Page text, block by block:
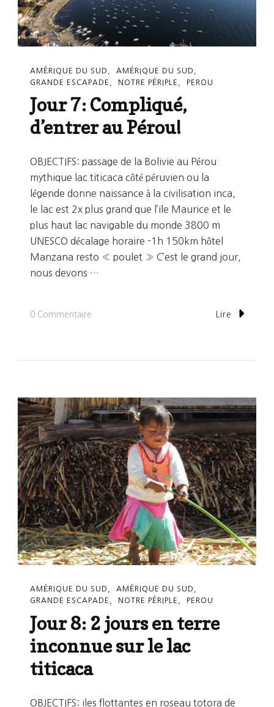
AMÉRIQUE DU SUD
AMÉRIQUE DU SUD
GRANDE ESCAPADE
NOTRE PÉRIPLE PEROU
Jour 7: Compliqué,
d’entrer au Pérou!
OBJECTIFS: passage de la Bolivie au Pérou
mythique lac titicaca côté péruvien ou la
légende donne naissance à la civilisation inca,
le lac est 2x plus grand que l’ile Maurice et le
plus haut lac navigable du monde 3800 m
UNESCO décalage horaire -1h 150km hôtel
Manzana resto « poulet » C’est le grand jour,
nous devons …
0 Commentaire
Au
Pérou!
Lire
AMÉRIQUE DU SUD
AMÉRIQUE DU SUD
GRANDE ESCAPADE
NOTRE PÉRIPLE PEROU
Jour 8: 2 jours en terre
inconnue sur le lac
titicaca
OBJECTIFS: iles flottantes en roseau totora de